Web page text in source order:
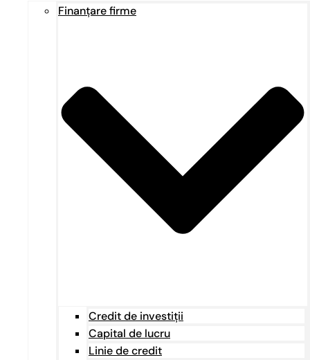
Finanțare firme
Credit de investiții
Capital de lucru
Linie de credit